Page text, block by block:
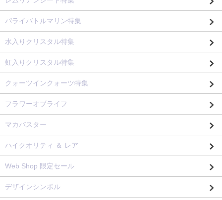
パライバトルマリン特集
水入りクリスタル特集
虹入りクリスタル特集
クォーツインクォーツ特集
フラワーオブライフ
マカバスター
ハイクオリティ ＆ レア
Web Shop 限定セール
デザインシンボル